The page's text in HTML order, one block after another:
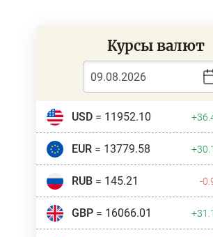
Курсы валют
USD= 11952.10
EUR= 13779.58
RUB= 145.21 -
GBP= 16066.01